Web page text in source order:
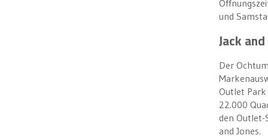
und
Jack
Der
Outlet Park
22.000
den Outlet-
and Jones.